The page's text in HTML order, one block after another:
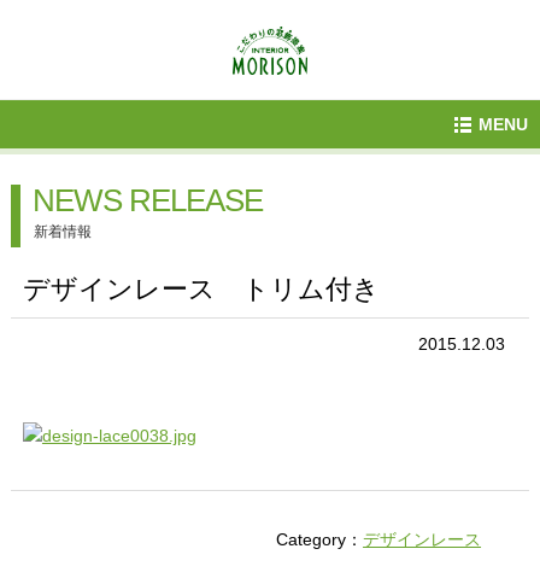
MENU
NEWS RELEASE
新着情報
デザインレース トリム付き
2015.12.03
Category：デザインレース